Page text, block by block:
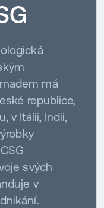
má
republice,
v Itálii, Indii,
svých
v